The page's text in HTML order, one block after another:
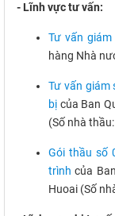
- Lĩnh vực tư vấn:
Tư vấn
hàng Nhà
Tư vấn giám
bị của Ban
(Số nhà
Gói thầu số
trình của
Huoai (Số